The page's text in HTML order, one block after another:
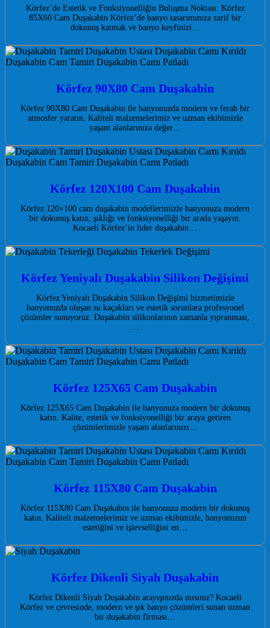
Körfez’de Estetik ve Fonksiyonelliğin Buluşma Noktası: Körfez
85X60 Cam Duşakabin Körfez’de banyo tasarımınıza zarif bir
dokunuş katmak ve banyo keyfinizi…
Körfez 90X80 Cam Duşakabin
Körfez 90X80 Cam Duşakabin ile banyonuzda modern ve ferah bir
atmosfer yaratın. Kaliteli malzemelerimiz ve uzman ekibimizle
yaşam alanlarınıza değer…
Körfez 120X100 Cam Duşakabin
Körfez 120×100 cam duşakabin modellerimizle banyonuza modern
bir dokunuş katın, şıklığı ve fonksiyonelliği bir arada yaşayın.
Kocaeli Körfez’in lider duşakabin…
Körfez Yeniyalı Duşakabin Silikon Değişimi
Körfez Yeniyalı Duşakabin Silikon Değişimi hizmetimizle
banyonuzda oluşan su kaçakları ve estetik sorunlara profesyonel
çözümler sunuyoruz. Duşakabin silikonlarının zamanla yıpranması,
…
Körfez 125X65 Cam Duşakabin
Körfez 125X65 Cam Duşakabin ile banyonuza modern bir dokunuş
katın. Kalite, estetik ve fonksiyonelliği bir araya getiren
çözümlerimizle yaşam alanlarınızı…
Körfez 115X80 Cam Duşakabin
Körfez 115X80 Cam Duşakabin ile banyonuza modern bir dokunuş
katın. Kaliteli malzemelerimiz ve uzman ekibimizle, banyonuzun
estetiğini ve işlevselliğini en…
Körfez Dikenli Siyah Duşakabin
Körfez Dikenli Siyah Duşakabin arayışınızda mısınız? Kocaeli
Körfez ve çevresinde, modern ve şık banyo çözümleri sunan uzman
bir duşakabin firması…